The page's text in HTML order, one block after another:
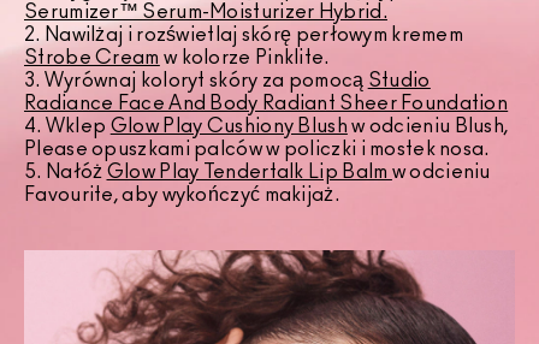
Serumizer™ Serum-Moisturizer Hybrid.
2. Nawilżaj i rozświetlaj skórę perłowym kremem
Strobe Cream w kolorze Pinklite.
3. Wyrównaj koloryt skóry za pomocą Studio
Radiance Face And Body Radiant Sheer Foundation
4. Wklep Glow Play Cushiony Blush w odcieniu Blush,
Please opuszkami palców w policzki i mostek nosa.
5. Nałóż Glow Play Tendertalk Lip Balm w odcieniu
Favourite, aby wykończyć makijaż.